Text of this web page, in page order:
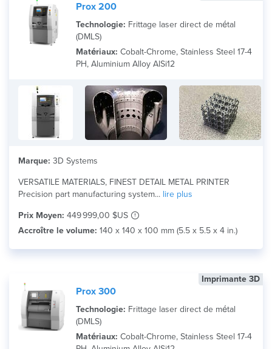
Prox 200
Technologie: Frittage laser direct de métal
(DMLS)
Matériaux: Cobalt-Chrome, Stainless Steel 17-4
PH, Aluminium Alloy AlSi12
Marque: 3D Systems
VERSATILE MATERIALS, FINEST DETAIL METAL PRINTER
Precision part manufacturing system... lire plus
Prix Moyen: 449 999,00 $US
Accroître le volume: 140 x 140 x 100 mm (5.5 x 5.5 x 4 in.)
Imprimante 3D
Prox 300
Technologie: Frittage laser direct de métal
(DMLS)
Matériaux: Cobalt-Chrome, Stainless Steel 17-4